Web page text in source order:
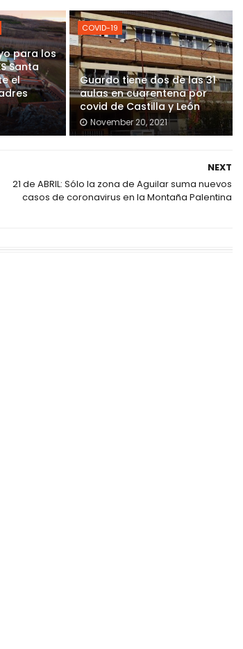
para los
Santa
el
COVID-19
Guardo tiene dos de las 31
aulas en cuarentena por
covid de Castilla y León
November 20, 2021
NEXT
21 de ABRIL: Sólo la zona de Aguilar suma nuevos
casos de coronavirus en la Montaña Palentina